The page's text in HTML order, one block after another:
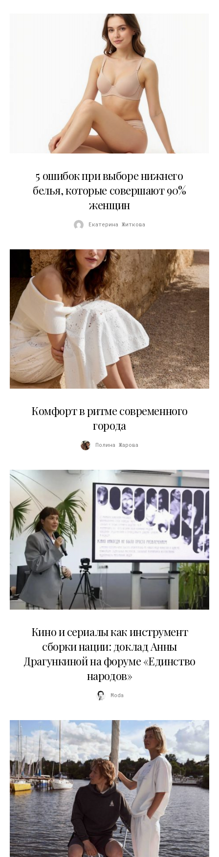
5 ошибок при выборе нижнего
белья, которые совершают 90%
женщин
Екатерина Житкова
Комфорт в ритме современного
города
Полина Жарова
Кино и сериалы как инструмент
сборки нации: доклад Анны
Драгункиной на форуме «Единство
народов»
Moda